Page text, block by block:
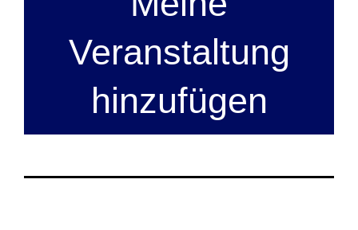
Veranstaltung
hinzufügen